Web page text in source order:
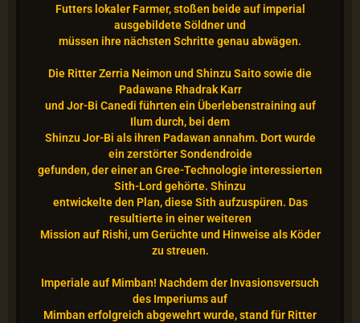
Futters lokaler Farmer, stoßen beide auf imperial
ausgebildete Söldner und
müssen ihre nächsten Schritte genau abwägen.
Die Ritter Zerria Neimon und Shinzu Saito sowie die
Padawane Rhadrak Karr
und Jor-Bi Canedi führten ein Überlebenstraining auf
Ilum durch, bei dem
Shinzu Jor-Bi als ihren Padawan annahm. Dort wurde
ein zerstörter Sondendroide
gefunden, der einer an Gree-Technologie interessierten
Sith-Lord gehörte. Shinzu
entwickelte den Plan, diese Sith aufzuspüren. Das
resultierte in einer weiteren
Mission auf Rishi, um Gerüchte und Hinweise als Köder
zu streuen.
Imperiale auf Mimban! Nachdem der Invasionsversuch
des Imperiums auf
Mimban erfolgreich abgewehrt wurde, stand für Ritter